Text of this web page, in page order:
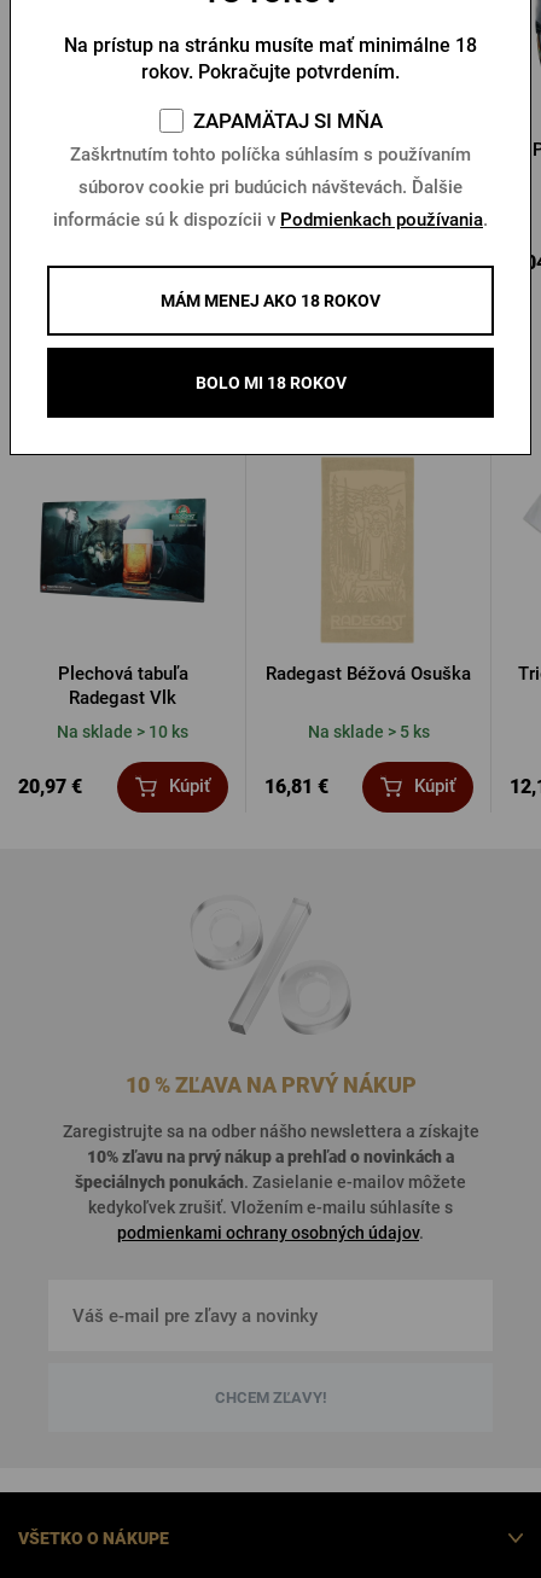
Drevená podtácka
Na sklade > 10 ks
2,73 € Kúpiť
Tričko Radegast –
Na sklade > 10 ks
14,71 € Kúpiť
Plechová tabuľa
Radegast Vlk
Na sklade > 10 ks
20,97 € Kúpiť
Radegast Béžová Osuška
Na sklade > 5 ks
16,81 € Kúpiť
10 % ZĽAVA NA PRVÝ NÁKUP
Zaregistrujte sa na odber nášho newslettera a získajte
10% zľavu na prvý nákup a prehľad onovinkách a
špeciálnych ponukách. Zasielanie e-mailov môžete
kedykoľvek zrušiť. Vložením e-mailu súhlasíte s
podmienkami ochrany osobných údajov.
CHCEM ZĽAVY!
VŠETKO O NÁKUPE
Na prístup na stránku musíte mať minimálne 18
rokov. Pokračujte potvrdením.
ZAPAMÄTAJ SI MŇA
Zaškrtnutím tohto políčka súhlasím s používaním
súborov cookie pri budúcich návštevách. Ďalšie
informácie sú k dispozícii v Podmienkach používania.
MÁM MENEJ AKO 18 ROKOV
BOLO MI 18 ROKOV